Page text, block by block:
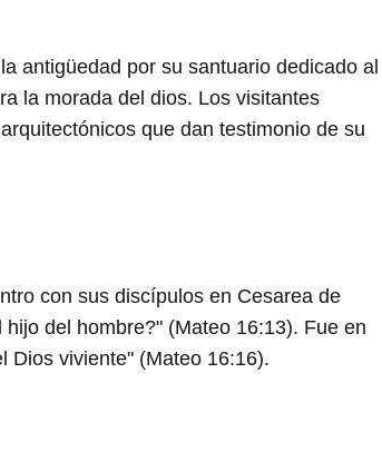
antigüedad por su santuario dedicado al
la morada del dios. Los visitantes
que dan testimonio de su
con sus discípulos en Cesarea de
del hombre?" (Mateo 16:13). Fue en
Dios viviente" (Mateo 16:16).